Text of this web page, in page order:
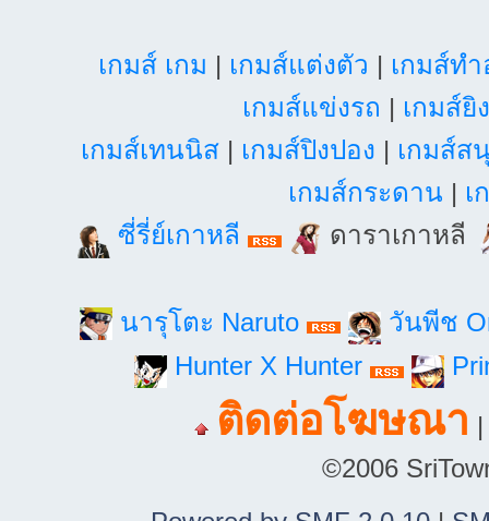
เกมส์ เกม | เกมส์แต่งตัว | เกมส์ท
เกมส์แข่งรถ | เกมส์ยิ
เกมส์เทนนิส| เกมส์ปิงปอง | เกมส์ส
เกมส์กระดาน | เ
ซี่รี่ย์เกาหลี
ดาราเกาหลี
นารุโตะ Naruto
วันพีช
Hunter X Hunter
ติดต่อโฆษณา
©2006